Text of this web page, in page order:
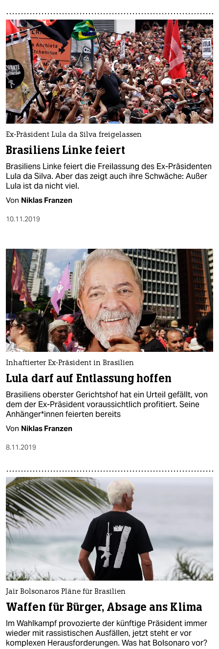
Ex-Präsident Lula da Silva freigelassen
Brasiliens Linke feiert
Brasiliens Linke feiert die Freilassung des Ex-Präsidenten
Lula da Silva. Aber das zeigt auch ihre Schwäche: Außer
Lula ist da nicht viel.
Von Niklas Franzen
10.11.2019
Inhaftierter Ex-Präsident in Brasilien
Lula darf auf Entlassung hoffen
Brasiliens oberster Gerichtshof hat ein Urteil gefällt, von
dem der Ex-Präsident voraussichtlich profitiert. Seine
Anhänger*innen feierten bereits
Von Niklas Franzen
8.11.2019
Jair Bolsonaros Pläne für Brasilien
Waffen für Bürger, Absage ans Klima
Im Wahlkampf provozierte der künftige Präsident immer
wieder mit rassistischen Ausfällen, jetzt steht er vor
komplexen Herausforderungen. Was hat Bolsonaro vor?